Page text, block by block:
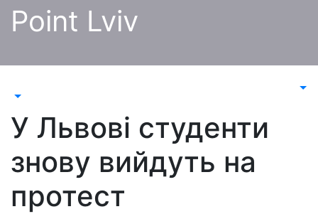
Перейти
Point Lviv
У Львові студенти
знову вийдуть на
протест